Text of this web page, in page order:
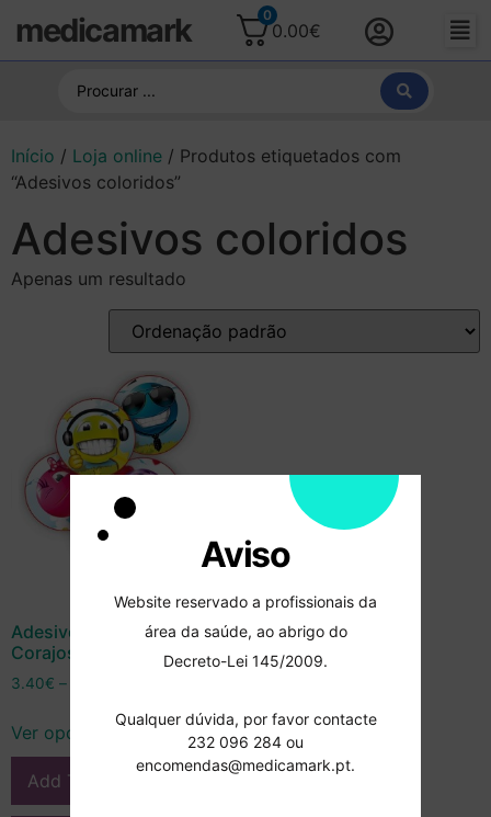
medicamark 0
0.00€
Início / Loja online / Produtos etiquetados com
“Adesivos coloridos”
Adesivos coloridos
Apenas um resultado
Adesivos 3D “Paciente
Corajoso” – Cerkamed
3.40€ –
Ver opções
Add To Compare
Aviso
Website reservado a profissionais da
área da saúde, ao abrigo do
Decreto-Lei 145/2009.
Qualquer dúvida, por favor contacte
232 096 284 ou
encomendas@medicamark.pt.